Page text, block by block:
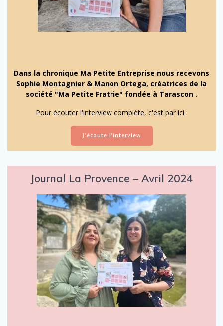
Dans la chronique Ma Petite Entreprise nous recevons
Sophie Montagnier & Manon Ortega, créatrices de la
société "Ma Petite Fratrie" fondée à Tarascon .
Pour écouter l'interview complète, c'est par ici :
J'écoute l'interview
Journal La Provence – Avril 2024